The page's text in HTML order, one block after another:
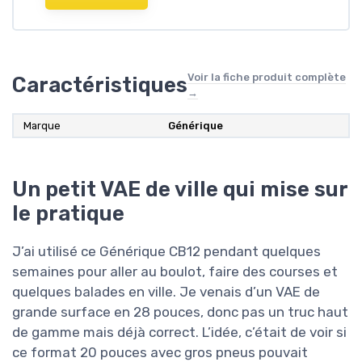
CaractéristiquesVoir la fiche produit complète
→
Marque Générique
Un petit VAE de ville qui mise sur
le pratique
J’ai utilisé ce Générique CB12 pendant quelques
semaines pour aller au boulot, faire des courses et
quelques balades en ville. Je venais d’un VAE de
grande surface en 28 pouces, donc pas un truc haut
de gamme mais déjà correct. L’idée, c’était de voir si
ce format 20 pouces avec gros pneus pouvait